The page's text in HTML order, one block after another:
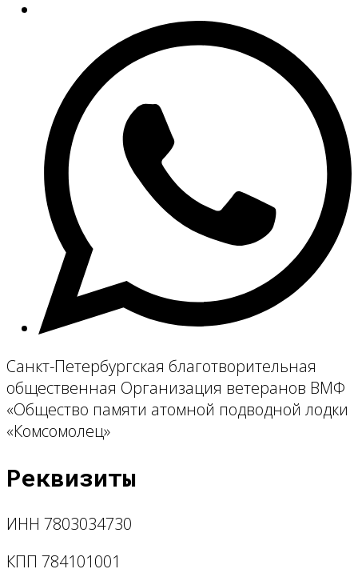
Санкт-Петербургская благотворительная
общественная Организация ветеранов ВМФ
«Общество памяти атомной подводной лодки
«Комсомолец»
Реквизиты
ИНН 7803034730
КПП 784101001